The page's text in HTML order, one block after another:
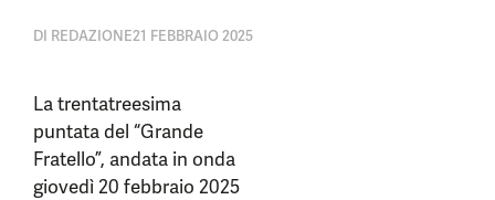
DI REDAZIONE21 FEBBRAIO 2025
La trentatreesima
puntata del “Grande
Fratello”, andata in onda
giovedì 20 febbraio 2025